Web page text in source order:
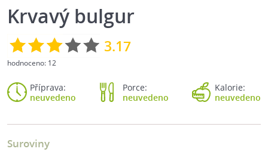
Krvavý bulgur
3.17
hodnoceno: 12
Příprava:
neuvedeno
Porce:
neuvedeno
Kalorie:
neuvedeno
Suroviny